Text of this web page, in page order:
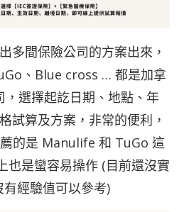
多間保險公司的方案出來，
、 Blue cross … 都是加拿
，選擇起訖日期、地點、年
試算及方案，非常的便利，
的是 Manulife 和 TuGo 這
也是蠻容易操作 (目前還沒實
有經驗值可以參考)